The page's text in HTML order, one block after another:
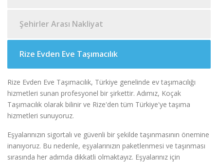
Şehirler Arası Nakliyat
Rize Evden Eve Taşımacılık
Rize Evden Eve Taşımacılık, Türkiye genelinde ev taşımacılığı
hizmetleri sunan profesyonel bir şirkettir. Adımız, Koçak
Taşımacılık olarak bilinir ve Rize'den tüm Türkiye'ye taşıma
hizmetleri sunuyoruz.
Eşyalarınızın sigortalı ve güvenli bir şekilde taşınmasının önemine
inanıyoruz. Bu nedenle, eşyalarınızın paketlenmesi ve taşınması
sırasında her adımda dikkatli olmaktayız. Eşyalarınız için